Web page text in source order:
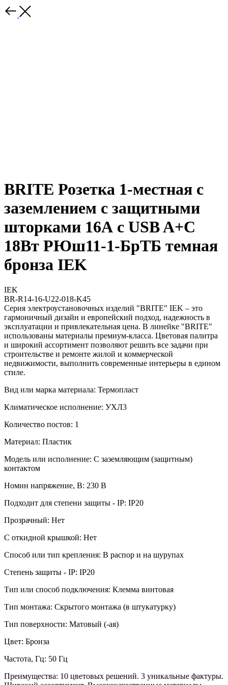
BRITE Розетка 1-местная с
заземлением с защитными
шторками 16А с USB A+C
18Вт РЮш11-1-БрТБ темная
бронза IEK
IEK
BR-R14-16-U22-018-K45
Серия электроустановочных изделий "BRITE" IEK – это
гармоничный дизайн и европейский подход, надежность в
эксплуатации и привлекательная цена. В линейке "BRITE"
использованы материалы премиум-класса. Цветовая палитра
и широкий ассортимент позволяют решить все задачи при
строительстве и ремонте жилой и коммерческой
недвижимости, выполнить современные интерьеры в едином
стиле.
Вид или марка материала: Термопласт
Климатическое исполнение: УХЛ3
Количество постов: 1
Материал: Пластик
Модель или исполнение: С заземляющим (защитным)
контактом
Номин напряжение, В: 230 В
Подходит для степени защиты - IP: IP20
Прозрачный: Нет
С откидной крышкой: Нет
Способ или тип крепления: В распор и на шурупах
Степень защиты - IP: IP20
Тип или способ подключения: Клемма винтовая
Тип монтажа: Скрытого монтажа (в штукатурку)
Тип поверхности: Матовый (-ая)
Цвет: Бронза
Частота, Гц: 50 Гц
Преимущества: 10 цветовых решений. 3 уникальные фактуры.